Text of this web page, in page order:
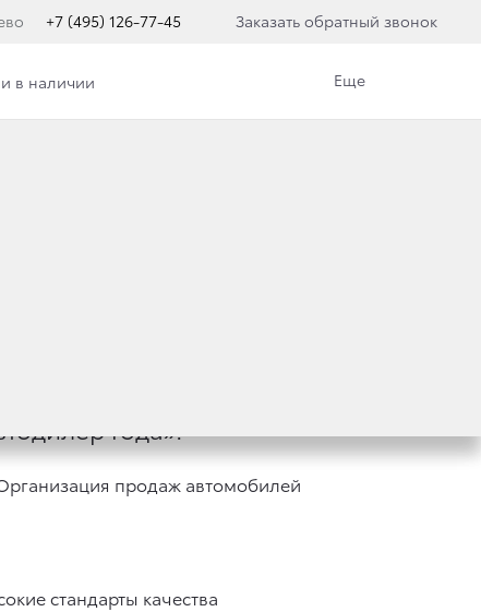
+7 (495) 126-77-45 Заказать обратный звонок
в наличии Еще
РОССИИ
года».
продаж автомобилей
стандарты качества